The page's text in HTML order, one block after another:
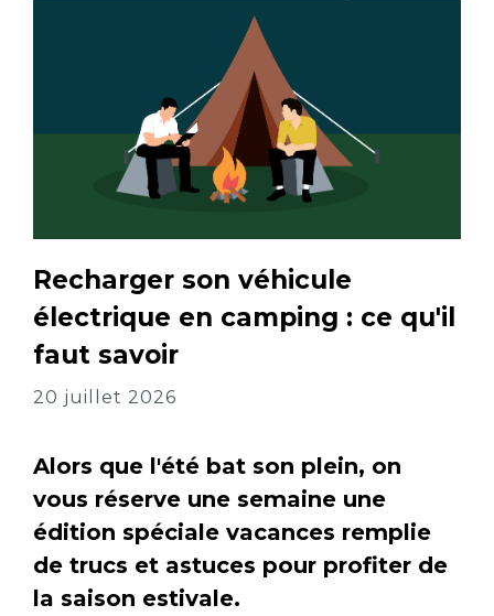
Recharger son véhicule
électrique en camping : ce qu'il
faut savoir
20 juillet 2026
Alors que l'été bat son plein, on
vous réserve une semaine une
édition spéciale vacances remplie
de trucs et astuces pour profiter de
la saison estivale.